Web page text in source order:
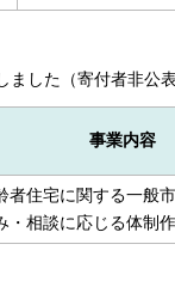
した（寄付者非公表
事業内容
者住宅に関する一般
・相談に応じる体制